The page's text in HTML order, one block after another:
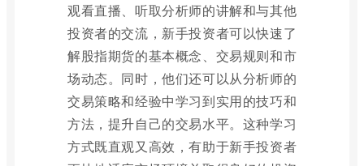
观看直播、听取分析师的讲解和与其他
投资者的交流，新手投资者可以快速了
解股指期货的基本概念、交易规则和市
场动态。同时，他们还可以从分析师的
交易策略和经验中学习到实用的技巧和
方法，提升自己的交易水平。这种学习
方式既直观又高效，有助于新手投资者